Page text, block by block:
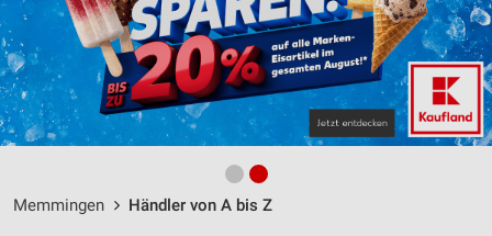
Memmingen Händler von A bis Z